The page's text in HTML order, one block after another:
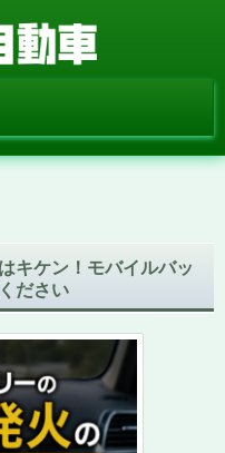
キケン！モバイルバッ
ださい